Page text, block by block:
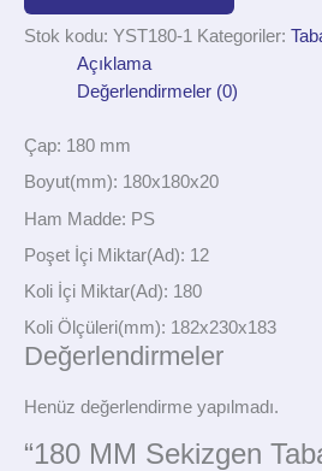
Stok kodu: YST180-1 Kategoriler:
Açıklama
Değerlendirmeler (0)
Çap: 180 mm
Boyut(mm): 180x180x20
Ham Madde: PS
Poşet İçi Miktar(Ad): 12
Koli İçi Miktar(Ad): 180
Koli Ölçüleri(mm): 182x230x183
Değerlendirmeler
Henüz değerlendirme yapılmadı.
“180 MM Sekizgen